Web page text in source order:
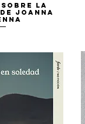
sobre la
Joanna